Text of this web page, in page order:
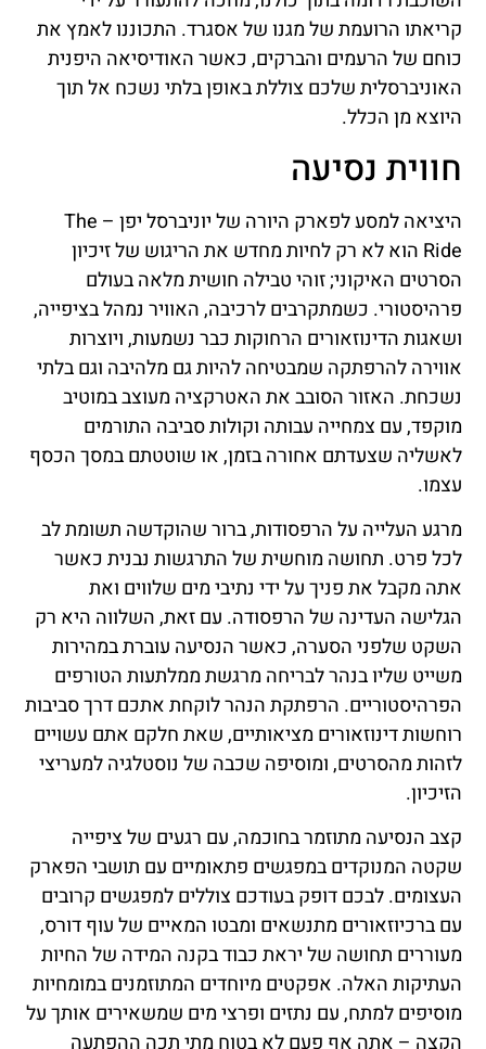
קריאתו הרועמת של מגנו של אסגרד. התכוננו לאמץ את
כוחם של הרעמים והברקים, כאשר האודיסיאה היפנית
האוניברסלית שלכם צוללת באופן בלתי נשכח אל תוך
היוצא מן הכלל.
חווית נסיעה
היציאה למסע לפארק היורה של יוניברסל יפן – The
Ride הוא לא רק לחיות מחדש את הריגוש של זיכיון
הסרטים האיקוני; זוהי טבילה חושית מלאה בעולם
פרהיסטורי. כשמתקרבים לרכיבה, האוויר נמהל בציפייה,
ושאגות הדינוזאורים הרחוקות כבר נשמעות, ויוצרות
אווירה להרפתקה שמבטיחה להיות גם מלהיבה וגם בלתי
נשכחת. האזור הסובב את האטרקציה מעוצב במוטיב
מוקפד, עם צמחייה עבותה וקולות סביבה התורמים
לאשליה שצעדתם אחורה בזמן, או שוטטתם במסך הכסף
עצמו.
מרגע העלייה על הרפסודות, ברור שהוקדשה תשומת לב
לכל פרט. תחושה מוחשית של התרגשות נבנית כאשר
אתה מקבל את פניך על ידי נתיבי מים שלווים ואת
הגלישה העדינה של הרפסודה. עם זאת, השלווה היא רק
השקט שלפני הסערה, כאשר הנסיעה עוברת במהירות
משייט שליו בנהר לבריחה מרגשת ממלתעות הטורפים
הפרהיסטוריים. הרפתקת הנהר לוקחת אתכם דרך סביבות
רוחשות דינוזאורים מציאותיים, שאת חלקם אתם עשויים
לזהות מהסרטים, ומוסיפה שכבה של נוסטלגיה למעריצי
הזיכיון.
קצב הנסיעה מתוזמר בחוכמה, עם רגעים של ציפייה
שקטה המנוקדים במפגשים פתאומיים עם תושבי הפארק
העצומים. לבכם דופק בעודכם צוללים למפגשים קרובים
עם ברכיוזאורים מתנשאים ומבטו המאיים של עוף דורס,
מעוררים תחושה של יראת כבוד בקנה המידה של החיות
העתיקות האלה. אפקטים מיוחדים המתוזמנים במומחיות
מוסיפים למתח, עם נתזים ופרצי מים שמשאירים אותך על